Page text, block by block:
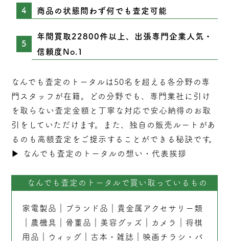
商品の状態問わず何でも査定可能
年間買取22800件以上、出張専門企業人気・
信頼度No.1
なんでも査定のトータルは50名を超える各分野の専
門スタッフが在籍。どの分野でも、専門業社に引け
を取らない査定 金額と丁寧な対応で安心納得のお取
引をしていただけます。また、独自の販売ルートがあ
るのも高額査定をご提示することができる秘訣です。
▶︎
なんでも査定のトータルの想い・代表挨拶
なんでも査定のトータルで買い取っているもの
家電製品 ブランド品
貴金属アクセサリー類
農機具 骨董品 美容グッズ カメラ
将棋
用品
ウィッグ 古本 ・ 雑誌
映画チラシ・パ